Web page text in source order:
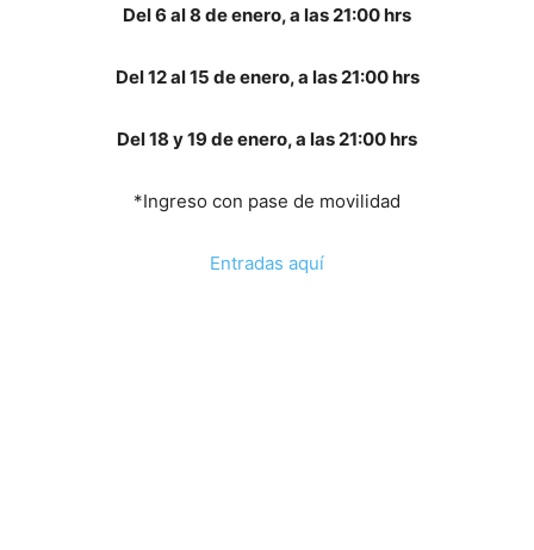
Del 6 al 8 de enero, a las 21:00 hrs
Del 12 al 15 de enero, a las 21:00 hrs
Del 18 y 19 de enero, a las 21:00 hrs
*Ingreso con pase de movilidad
Entradas aquí